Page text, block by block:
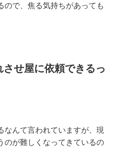
ので、焦る気持ちがあっても
せ屋に依頼できるっ
なんて言われていますが、現
のが難しくなってきているの